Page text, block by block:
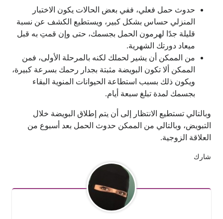
حدوث حمل فعلي، ففي بعض الحالات يكون الاختبار
المنزلي حساس بشكل كبير، ويستطيع الكشف عن نسبة
قليلة جدًا لهرمون الحمل بجسمك، حتى وإن قمتِ به قبل
ميعاد دورتك الشهرية.
من الممكن أن يشير لحملك لكنه بالمرحلة الأولى، فمن
الممكن ألا تكون البويضة مثبتة بجدار رحمك بسرعة كبيرة،
ويكون ذلك بسبب استطاعة الحيوانات المنوية البقاء
بجسمك لمدة تبلغ سبعة أيام.
وبالتالي تستطيع الانتظار إلى أن يتم إطلاق البويضة خلال
التبويض، وبالتالي من الممكن حدوث الحمل بعد أسبوع من
العلاقة الزوجية.
شارك